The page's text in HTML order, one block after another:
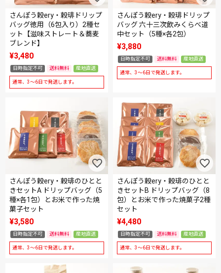
さんぽう穀ery・穀琲ドリップ
バッグ徳用（6包入り）2種セ
ット【滋味ストレート＆蕎麦
ブレンド】
¥3,480
日時指定不可 送料無料 産地直送
通常、3～6日で発送します。
さんぽう穀ery・穀琲ドリップ
バッグ 六十三次飲みくらべ道
中セット（5種×各2包）
¥3,880
日時指定不可 送料無料 産地直送
通常、3～6日で発送します。
さんぽう穀ery・穀琲のひとと
きセットA ドリップバッグ（5
種×各1包）とお米で作った焼
菓子セット
¥3,580
日時指定不可 送料無料 産地直送
通常、3～6日で発送します。
さんぽう穀ery・穀琲のひとと
きセットB ドリップバッグ（8
包）とお米で作った焼菓子2種
セット
¥4,480
日時指定不可 送料無料 産地直送
通常、3～6日で発送します。